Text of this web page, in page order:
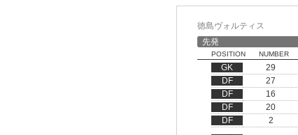
徳島ヴォルティス
先発
POSITION NUMBER
GK 29
DF
27
DF
16
DF
20
DF
2